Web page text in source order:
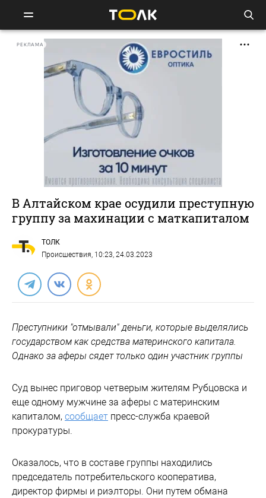
РЕКЛАМА
В Алтайском крае осудили преступную
группу за махинации с маткапиталом
ТОЛК
Происшествия, 10:23, 24.03.2023
Преступники "отмывали" деньги, которые выделялись
государством как средства материнского капитала.
Однако за аферы сядет только один участник группы
Суд вынес приговор четверым жителям Рубцовска и
еще одному мужчине за аферы с материнским
капиталом, сообщает пресс-служба краевой
прокуратуры.
Оказалось, что в составе группы находились
председатель потребительского кооператива,
директор фирмы и риэлторы. Они путем обмана